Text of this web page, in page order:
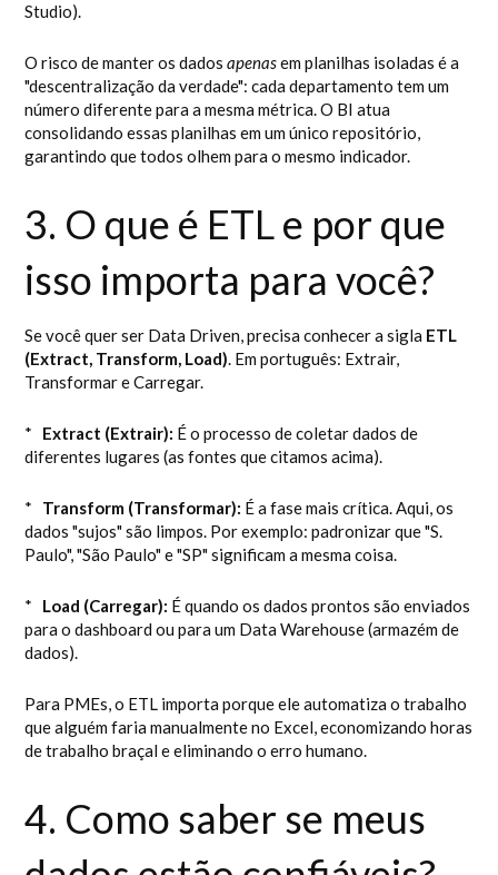
Studio).
O risco de manter os dadosapenasem planilhas isoladas é a
"descentralização da verdade": cada departamento tem um
número diferente para a mesma métrica. O BI atua
consolidando essas planilhas em um único repositório,
garantindo que todos olhem para o mesmo indicador.
3. O que é ETL e por que
isso importa para você?
Se você quer ser Data Driven, precisa conhecer a sigla ETL
(Extract, Transform, Load). Em português: Extrair,
Transformar e Carregar.
* Extract (Extrair): É o processo de coletar dados de
diferentes lugares (as fontes que citamos acima).
* Transform (Transformar): É a fase mais crítica. Aqui, os
dados "sujos" são limpos. Por exemplo: padronizar que "S.
Paulo", "São Paulo" e "SP" significam a mesma coisa.
* Load (Carregar): É quando os dados prontos são enviados
para o dashboard ou para um Data Warehouse (armazém de
dados).
Para PMEs, o ETL importa porque ele automatiza o trabalho
que alguém faria manualmente no Excel, economizando horas
de trabalho braçal e eliminando o erro humano.
4. Como saber se meus